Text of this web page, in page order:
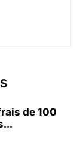
de 100